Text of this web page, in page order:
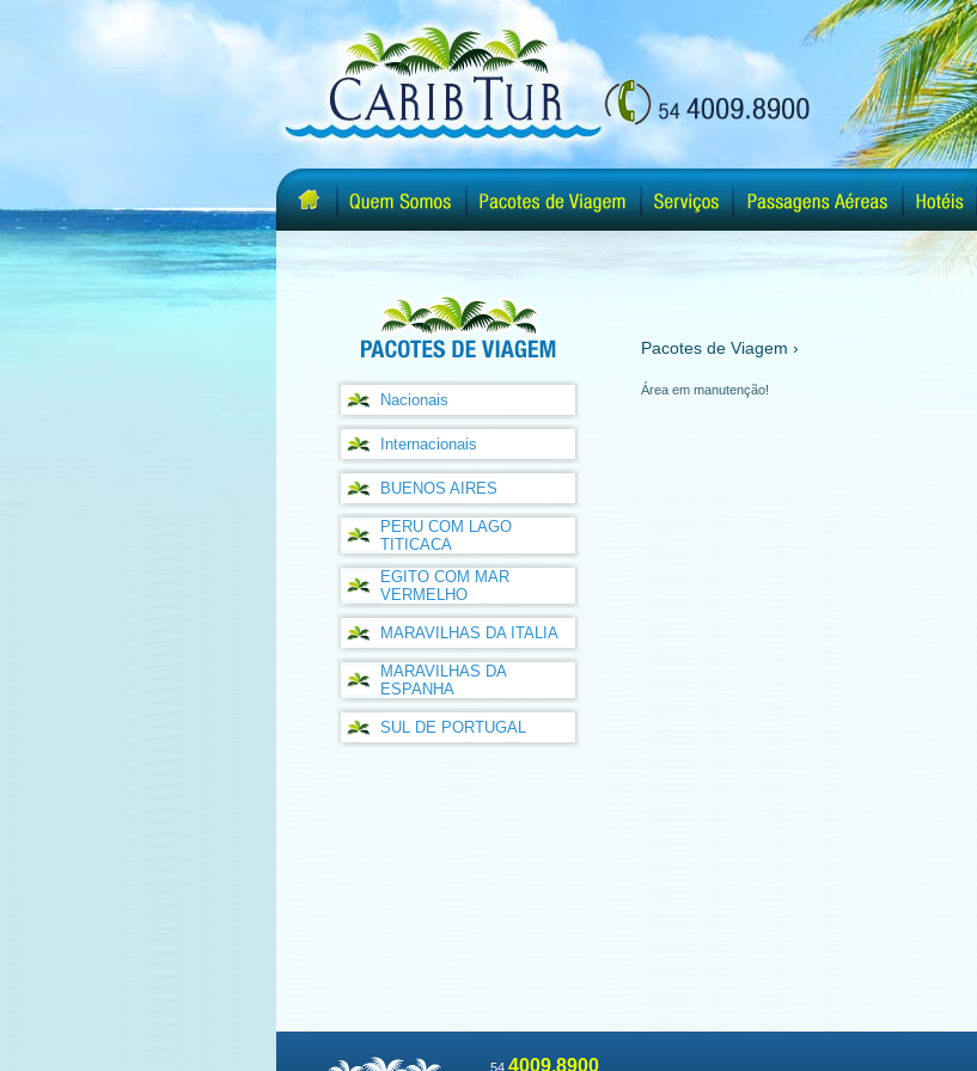
Nacionais
Internacionais
BUENOS AIRES
PERU COM LAGO
TITICACA
EGITO COM MAR
VERMELHO
MARAVILHAS DA ITALIA
MARAVILHAS DA
ESPANHA
SUL DE PORTUGAL
Pacotes de Viagem ›
Área em manutenção!
54 4009.8900